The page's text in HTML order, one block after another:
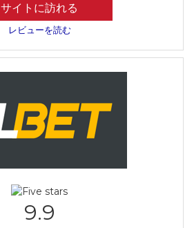
サイトに訪れる
レビューを読む
9.9